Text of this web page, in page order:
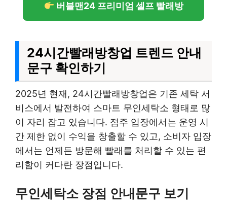
버블맨24 프리미엄 셀프 빨래방
24시간빨래방창업 트렌드 안내
문구 확인하기
2025년 현재, 24시간빨래방창업은 기존 세탁 서
비스에서 발전하여 스마트 무인세탁소 형태로 많
이 자리 잡고 있습니다. 점주 입장에서는 운영 시
간 제한 없이 수익을 창출할 수 있고, 소비자 입장
에서는 언제든 방문해 빨래를 처리할 수 있는 편
리함이 커다란 장점입니다.
무인세탁소 장점 안내문구 보기